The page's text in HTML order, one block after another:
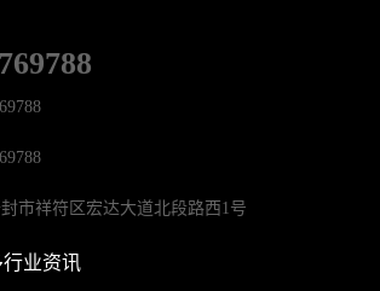
市祥符区宏达大道北段路西1号
业资讯